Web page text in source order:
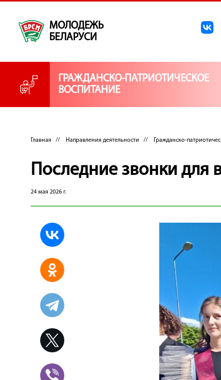
МОЛОДЕЖЬ
БЕЛАРУСИ
ГРАЖДАНСКО-ПАТРИОТИЧЕСКОЕ
ВОСПИТАНИЕ
Главная // Направления деятельности // Гражданско-
Последние звонки для
24 мая 2026 г.